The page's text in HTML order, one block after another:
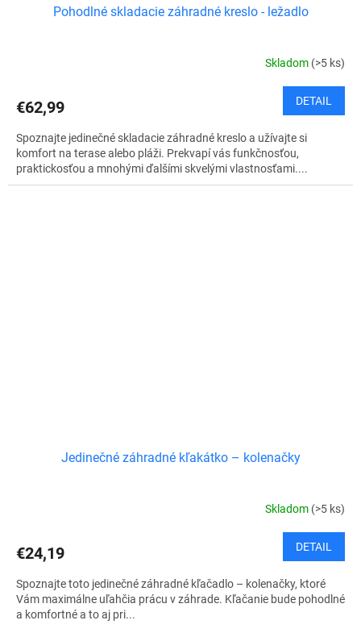
Pohodlné skladacie záhradné kreslo - ležadlo
Skladom (>5 ks)
€62,99 DETAIL
Spoznajte jedinečné skladacie záhradné kreslo a užívajte si
komfort na terase alebo pláži. Prekvapí vás funkčnosťou,
praktickosťou a mnohými ďalšími skvelými vlastnosťami....
Jedinečné záhradné kľakátko – kolenačky
Skladom (>5 ks)
€24,19 DETAIL
Spoznajte toto jedinečné záhradné kľačadlo – kolenačky, ktoré
Vám maximálne uľahčia prácu v záhrade. Kľačanie bude pohodlné
a komfortné a to aj pri...